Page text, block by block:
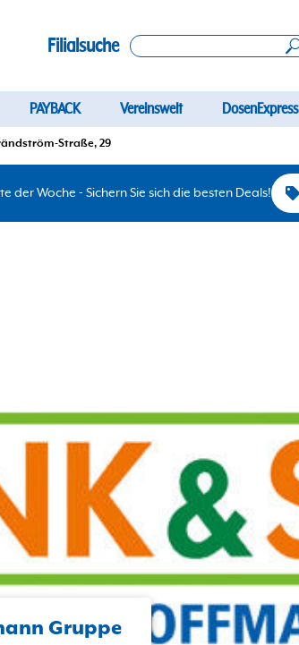
Filialsuche
PAYBACK Vereinswelt DosenExpress
Straße, 29
der Woche - Sichern Sie sich die besten Deals!
Gruppe